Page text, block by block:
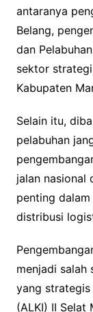
antaranya
Belang,
dan
sektor
Kabupaten
Selain itu,
pelabuhan
jalan nasional
penting
distribusi
menjadi salah
yang strategis
(ALKI) II Selat